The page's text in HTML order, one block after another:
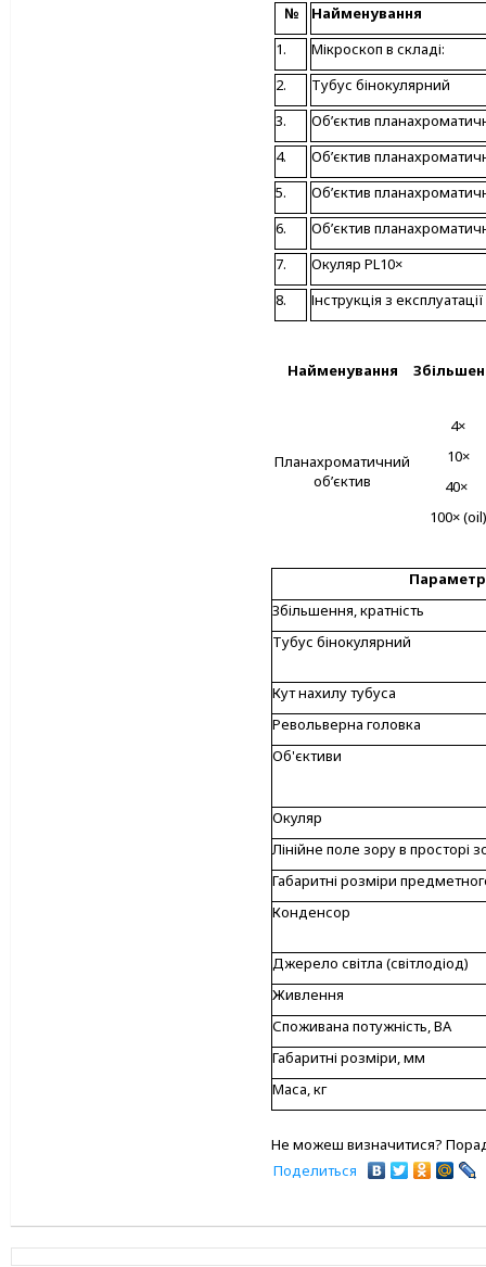
№
Найменування
1.
Мікроскоп в складі:
2.
Тубус бінокулярний
3.
Об’єктив
4.
Об’єктив
5.
Об’єктив
6.
Об’єктив
7.
Окуляр PL10×
8.
Інструкція з експлуатації
Найменування
Планахроматичний
об’єктив
4×
10×
40×
100× (oil)
Параметр
Збільшення, кратність
Тубус бінокулярний
Кут нахилу тубуса
Револьверна головка
Об'єктиви
Окуляр
Лінійне поле зору в просторі
Габаритні розміри
Конденсор
Джерело світла (світлодіод)
Живлення
Споживана потужність, ВА
Габаритні розміри, мм
Маса, кг
Не можеш визначитися?
Поделиться